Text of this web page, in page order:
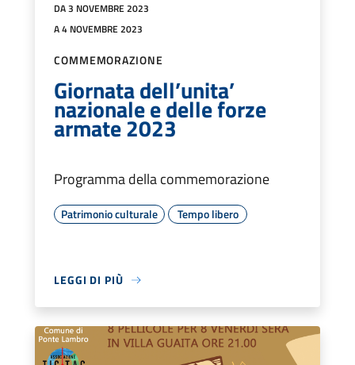
DA 3 NOVEMBRE 2023
A 4 NOVEMBRE 2023
COMMEMORAZIONE
Giornata dell’unita’
nazionale e delle forze
armate 2023
Programma della commemorazione
Patrimonio culturale Tempo libero
LEGGI DI PIÙ